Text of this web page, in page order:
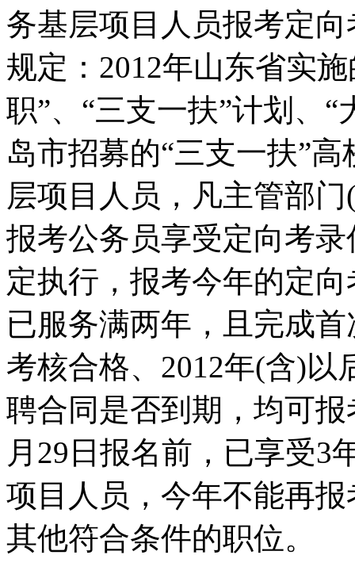
务基层项目人员报考定
规定：2012年山东省实
职”、“三支一扶”计划、
岛市招募的“三支一扶”
层项目人员，凡主管部
报考公务员享受定向考
定执行，报考今年的定
已服务满两年，且完成
考核合格、2012年(含)
聘合同是否到期，均可
月29日报名前，已享受3
项目人员，今年不能再
其他符合条件的职位。